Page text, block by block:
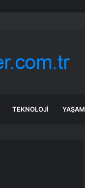
TEKNOLOJI YAŞAM